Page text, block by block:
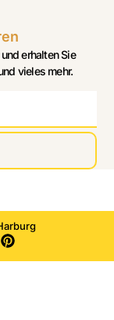
erhalten Sie
vieles mehr.